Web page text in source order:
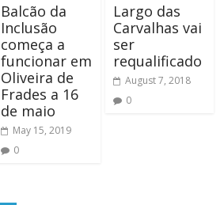
Balcão da
Inclusão
começa a
funcionar em
Oliveira de
Frades a 16
de maio
May 15, 2019
0
Largo das
Carvalhas vai
ser
requalificado
August 7, 2018
0